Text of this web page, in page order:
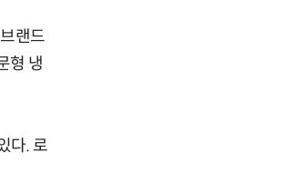
랜드
형 냉
다. 로